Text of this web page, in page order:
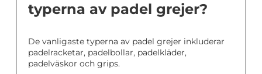
typerna av padel grejer?
De vanligaste typerna av padel grejer inkluderar
padelracketar, padelbollar, padelkläder,
padelväskor och grips.